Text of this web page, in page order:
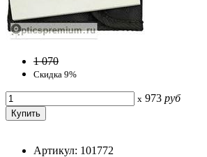
1 070
Скидка 9%
x 973 руб
Артикул: 101772